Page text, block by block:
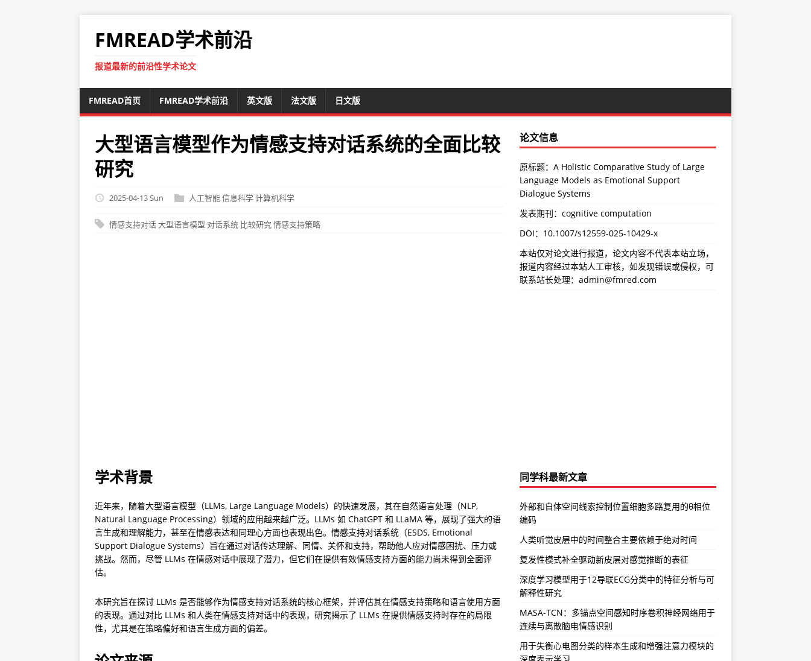
FMREAD学术前沿
报道最新的前沿性学术论文
FMREAD首页 FMREAD学术前沿 英文版 法文版 日文版
大型语言模型作为情感支持对话系统的全面比较
研究
2025-04-13 Sun 人工智能信息科学计算机科学
情感支持对话大型语言模型 对话系统 比较研究 情感支持策略
学术背景
近年来，随着大型语言模型（LLMs, Large Language Models）的快速发展，其在自然语言处理（NLP,
Natural Language Processing）领域的应用越来越广泛。LLMs 如 ChatGPT 和 LLaMA 等，展现了强大的语
言生成和理解能力，甚至在情感表达和同理心方面也表现出色。情感支持对话系统（ESDS, Emotional
Support Dialogue Systems）旨在通过对话传达理解、同情、关怀和支持，帮助他人应对情感困扰、压力或
挑战。然而，尽管 LLMs 在情感对话中展现了潜力，但它们在提供有效情感支持方面的能力尚未得到全面评
估。
本研究旨在探讨 LLMs 是否能够作为情感支持对话系统的核心框架，并评估其在情感支持策略和语言使用方面
的表现。通过对比 LLMs 和人类在情感支持对话中的表现，研究揭示了 LLMs 在提供情感支持时存在的局限
性，尤其是在策略偏好和语言生成方面的偏差。
论文信息
原标题：A Holistic Comparative Study of Large
Language Models as Emotional Support
Dialogue Systems
发表期刊：cognitive computation
DOI： 10.1007/s12559-025-10429-x
本站仅对论文进行报道，论文内容不代表本站立场，
报道内容经过本站人工审核，如发现错误或侵权，可
联系站长处理：admin@fmred.com
同学科最新文章
外部和自体空间线索控制位置细胞多路复用的θ相位
编码
人类听觉皮层中的时间整合主要依赖于绝对时间
复发性模式补全驱动新皮层对感觉推断的表征
深度学习模型用于12导联ECG分类中的特征分析与可
解释性研究
MASA-TCN：多锚点空间感知时序卷积神经网络用于
连续与离散脑电情感识别
用于失衡心电图分类的样本生成和增强注意力模块的